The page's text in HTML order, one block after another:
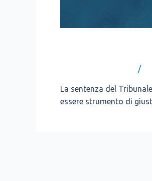
/
La sen­ten­za del
esse­re stru­men­to di